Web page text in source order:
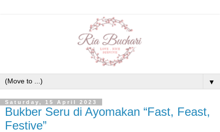
▼
Saturday, 15 April 2023
Bukber Seru di Ayomakan “Fast, Feast,
Festive”